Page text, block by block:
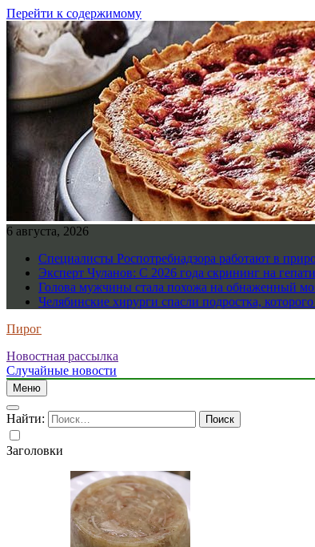
Перейти к содержимому
6 августа, 2026
Специалисты Роспотребнадзора работают в
Эксперт Чуланов: С 2026 года скрининг на
Голова мужчины стала похожа на обнаженный
Челябинские хирурги спасли подростка,
Пирог
Новостная рассылка
Случайные новости
Меню
Найти:
Заголовки